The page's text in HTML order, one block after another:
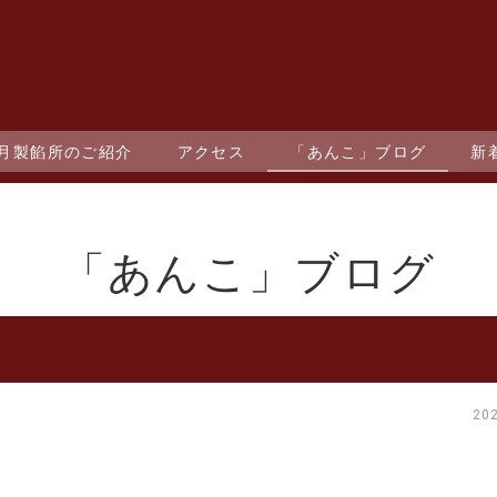
製餡所のご紹介 アクセス 「あんこ」ブログ 新
「あんこ」ブログ